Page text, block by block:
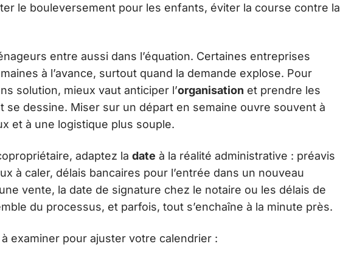
le bouleversement pour les enfants, éviter la course contre la
entre aussi dans l’équation. Certaines entreprises
à l’avance, surtout quand la demande explose. Pour
solution, mieux vaut anticiper l’organisation et prendre les
se dessine. Miser sur un départ en semaine ouvre souvent à
et à une logistique plus souple.
adaptez la date à la réalité administrative : préavis
à caler, délais bancaires pour l’entrée dans un nouveau
vente, la date de signature chez le notaire ou les délais de
du processus, et parfois, tout s’enchaîne à la minute près.
examiner pour ajuster votre calendrier :